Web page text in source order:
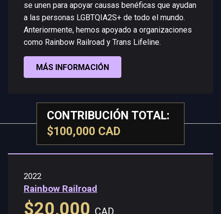
se unen para apoyar causas benéficas que ayudan
a las personas LGBTQIA2S+ de todo el mundo.
Anteriormente, hemos apoyado a organizaciones
como Rainbow Railroad y Trans Lifeline.
MÁS INFORMACIÓN
CONTRIBUCIÓN TOTAL:
$100,000 CAD
2022
Rainbow Railroad
$20,000 CAD